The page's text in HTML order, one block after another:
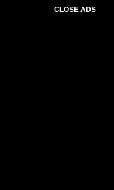
CLOSE ADS